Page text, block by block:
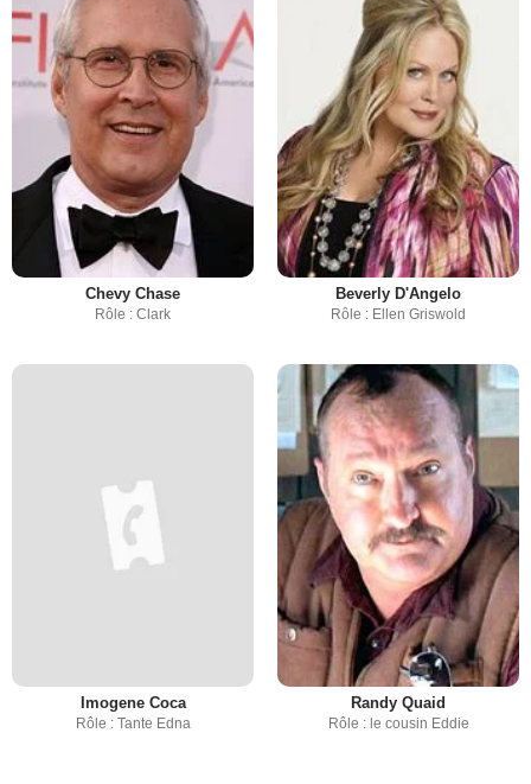
Chevy Chase
Rôle : Clark
Beverly D'Angelo
Rôle : Ellen Griswold
Imogene Coca
Rôle : Tante Edna
Randy Quaid
Rôle : le cousin Eddie